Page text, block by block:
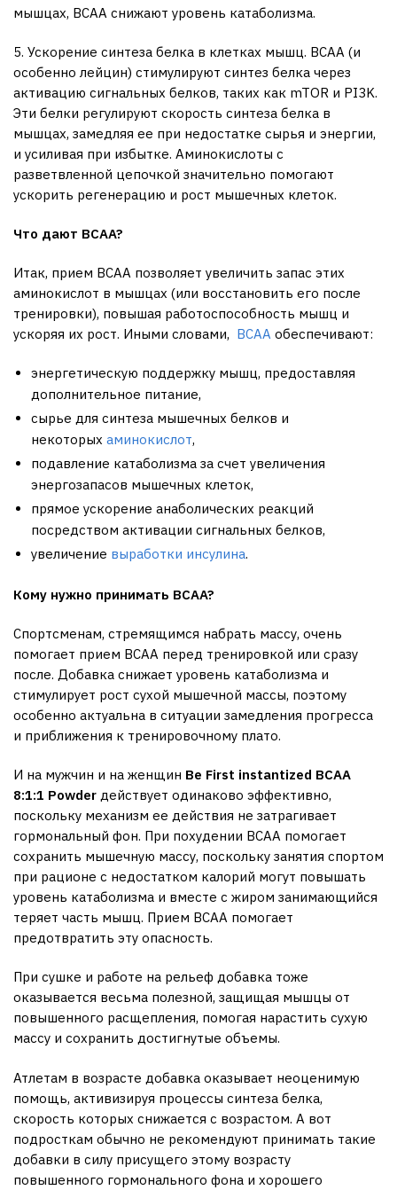
мышцах, BCAA снижают уровень катаболизма.
5. Ускорение синтеза белка в клетках мышц. BCAA (и
особенно лейцин) стимулируют синтез белка через
активацию сигнальных белков, таких как mTOR и PI3K.
Эти белки регулируют скорость синтеза белка в
мышцах, замедляя ее при недостатке сырья и энергии,
и усиливая при избытке. Аминокислоты с
разветвленной цепочкой значительно помогают
ускорить регенерацию и рост мышечных клеток.
Что дают BCAA?
Итак, прием BCAA позволяет увеличить запас этих
аминокислот в мышцах (или восстановить его после
тренировки), повышая работоспособность мышц и
ускоряя их рост. Иными словами, BCAA обеспечивают:
энергетическую поддержку мышц, предоставляя
дополнительное питание,
сырье для синтеза мышечных белков и
некоторых аминокислот,
подавление катаболизма за счет увеличения
энергозапасов мышечных клеток,
прямое ускорение анаболических реакций
посредством активации сигнальных белков,
увеличение выработки инсулина.
Кому нужно принимать BCAA?
Спортсменам, стремящимся набрать массу, очень
помогает прием BCAA перед тренировкой или сразу
после. Добавка снижает уровень катаболизма и
стимулирует рост сухой мышечной массы, поэтому
особенно актуальна в ситуации замедления прогресса
и приближения к тренировочному плато.
И на мужчин и на женщин Be First instantized BCAA
8:1:1 Powder действует одинаково эффективно,
поскольку механизм ее действия не затрагивает
гормональный фон. При похудении BCAA помогает
сохранить мышечную массу, поскольку занятия спортом
при рационе с недостатком калорий могут повышать
уровень катаболизма и вместе с жиром занимающийся
теряет часть мышц. Прием BCAA помогает
предотвратить эту опасность.
При сушке и работе на рельеф добавка тоже
оказывается весьма полезной, защищая мышцы от
повышенного расщепления, помогая нарастить сухую
массу и сохранить достигнутые объемы.
Атлетам в возрасте добавка оказывает неоценимую
помощь, активизируя процессы синтеза белка,
скорость которых снижается с возрастом. А вот
подросткам обычно не рекомендуют принимать такие
добавки в силу присущего этому возрасту
повышенного гормонального фона и хорошего